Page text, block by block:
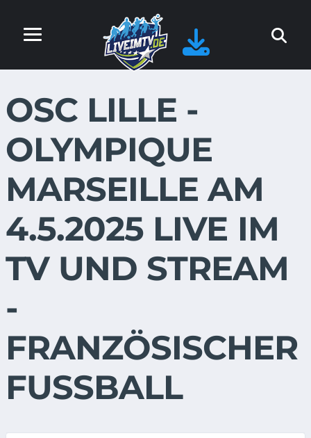
OSC LILLE -
OLYMPIQUE
MARSEILLE AM
4.5.2025 LIVE IM
TV UND STREAM
-
FRANZÖSISCHER
FUSSBALL